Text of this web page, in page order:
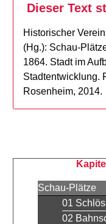
Dieser Text
Historischer
(Hg.): Schau-
1864. Stadt im
Stadtentwicklung.
Rosenheim, 2014.
Schau-Plätze
01
02